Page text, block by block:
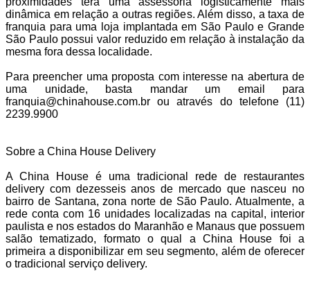
dinâmica em relação a outras regiões. Além disso, a taxa de
franquia para uma loja implantada em São Paulo e Grande
São Paulo possui valor reduzido em relação à instalação da
mesma fora dessa localidade.
Para preencher uma proposta com interesse na abertura de
uma unidade, basta mandar um email para
franquia@chinahouse.com.br ou através do telefone (11)
2239.9900
Sobre a China House Delivery
A China House é uma tradicional rede de restaurantes
delivery com dezesseis anos de mercado que nasceu no
bairro de Santana, zona norte de São Paulo. Atualmente, a
rede conta com 16 unidades localizadas na capital, interior
paulista e nos estados do Maranhão e Manaus que possuem
salão tematizado, formato o qual a China House foi a
primeira a disponibilizar em seu segmento, além de oferecer
o tradicional serviço delivery.